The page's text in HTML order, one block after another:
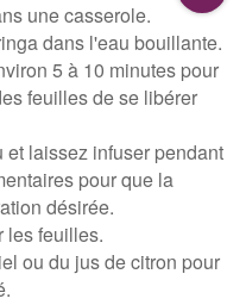
une casserole.
dans l'eau bouillante.
5 à 10 minutes pour
feuilles de se libérer
laissez infuser pendant
pour que la
désirée.
les feuilles.
ou du jus de citron pour